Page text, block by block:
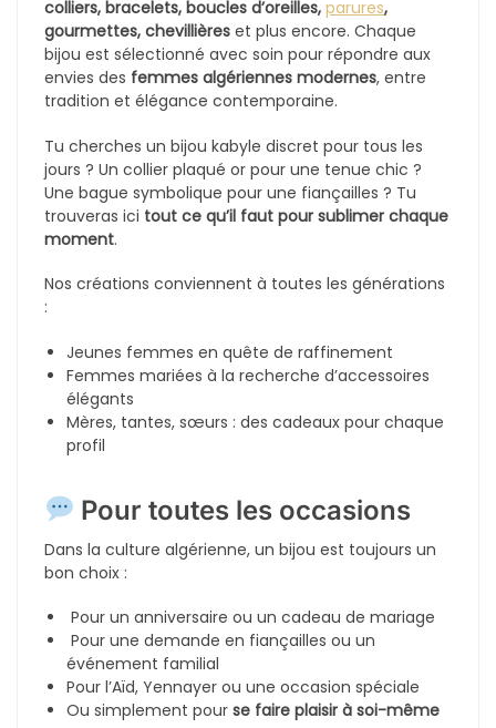
1900DA 1500DA
-15%
2600DA 2200DA
-26%
3500DA 2600
-26%
En rupture de stock
Parure Louiza Solaire 4 Pièces en Acier Inoxydable
En rupture de stock
2500 DA 1200DA